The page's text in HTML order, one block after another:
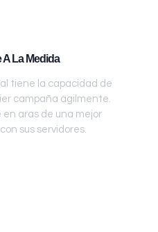
A La Medida
tiene la capacidad de
campaña ágilmente.
en aras de una mejor
sus servidores.